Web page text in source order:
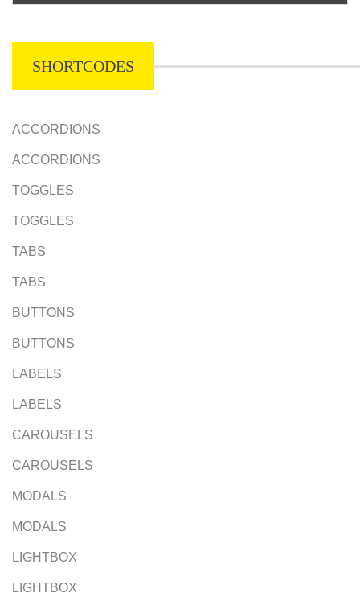
SHORTCODES
ACCORDIONS
ACCORDIONS
TOGGLES
TOGGLES
TABS
TABS
BUTTONS
BUTTONS
LABELS
LABELS
CAROUSELS
CAROUSELS
MODALS
MODALS
LIGHTBOX
LIGHTBOX